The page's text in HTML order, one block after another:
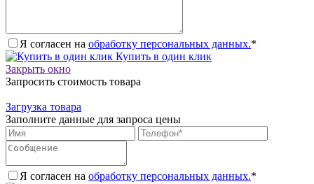
Я согласен на обработку персональных данных.*
Купить в один клик
Закрыть окно
Запросить стоимость товара
Загрузка товара
Заполните данные для запроса цены
Я согласен на обработку персональных данных.*